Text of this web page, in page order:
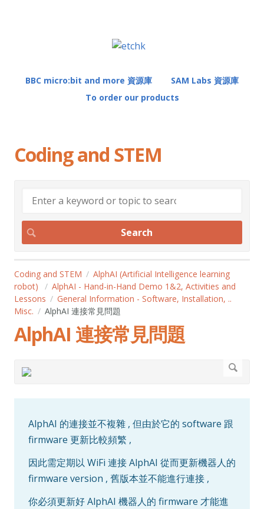
BBC micro:bit and more 資源庫
SAM Labs 資源庫
To order our products
Coding and STEM
Coding and STEM
AlphAI (Artificial Intelligence learning
robot)
AlphAI - Hand-in-Hand Demo 1&2, Activities and
Lessons
General Information - Software, Installation, ..
Misc.
AlphAI 連接常見問題
AlphAI 連接常見問題
AlphAI 的連接並不複雜 , 但由於它的 software 跟
firmware 更新比較頻繁 ,
因此需定期以 WiFi 連接 AlphAI 從而更新機器人的
firmware version , 舊版本並不能進行連接 ,
你必須更新好 AlphAI 機器人的 firmware 才能進